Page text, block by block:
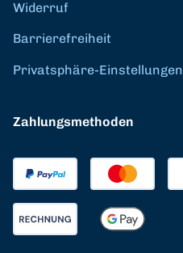
Widerruf
Barrierefreiheit
Privatsphäre-Einstellungen
Zahlungsmethoden